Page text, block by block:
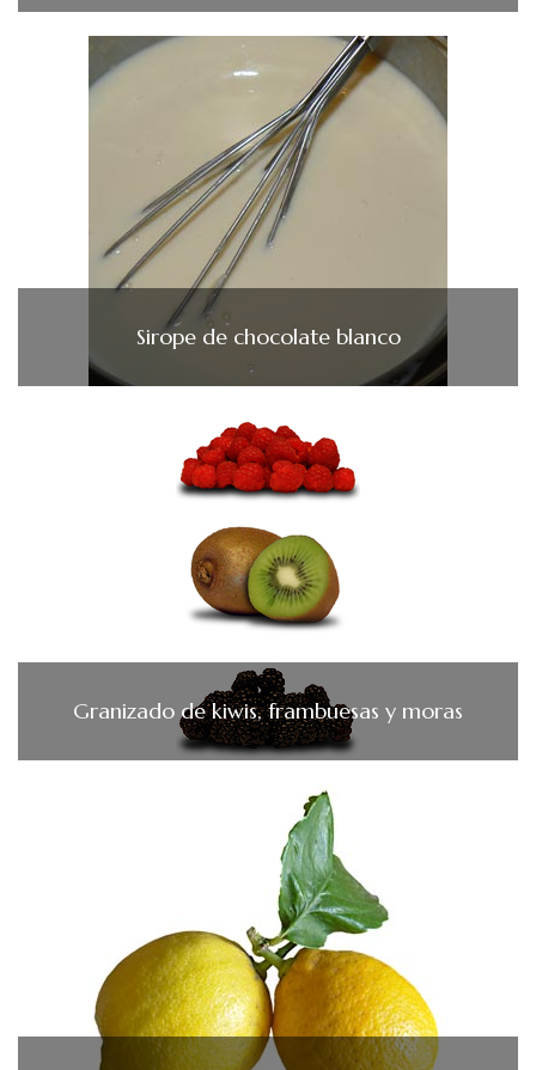
Sirope de chocolate blanco
Granizado de kiwis, frambuesas y moras